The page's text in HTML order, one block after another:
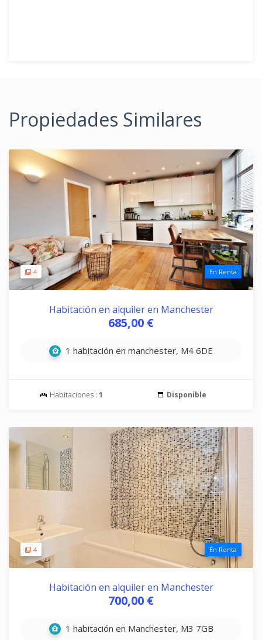
Propiedades Similares
4 En Renta
Habitación en alquiler en Manchester
685,00 €
1 habitación en manchester, M4 6DE
Habitaciones : 1 Disponible
4 En Renta
Habitación en alquiler en Manchester
700,00 €
1 habitación en Manchester, M3 7GB